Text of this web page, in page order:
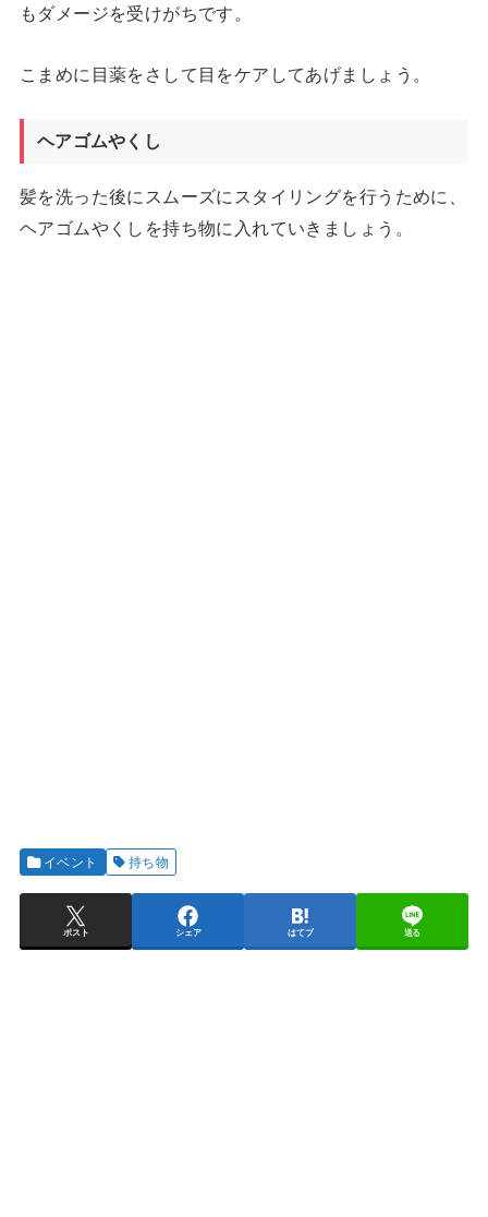
もダメージを受けがちです。
こまめに目薬をさして目をケアしてあげましょう。
ヘアゴムやくし
髪を洗った後にスムーズにスタイリングを行うために、
ヘアゴムやくしを持ち物に入れていきましょう。
イベント 持ち物
ポスト シェア はてブ 送る